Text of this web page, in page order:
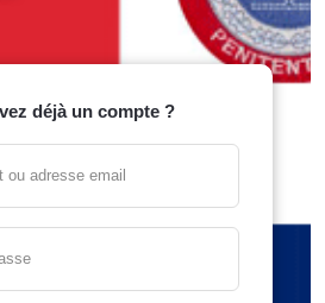
déjà un compte ?
ou adresse email